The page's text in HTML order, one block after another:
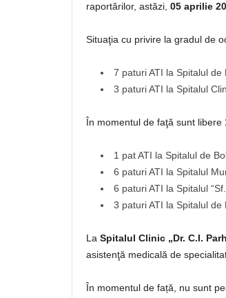
raportărilor, astăzi, 05 aprilie
Situaţia cu privire la gradul de
7 paturi ATI la Spitalul de
3 paturi ATI la Spitalul
În momentul de faţă sunt libere
1 pat ATI la Spitalul de
6 paturi ATI la Spitalul
6 paturi ATI la Spitalul
3 paturi ATI la Spitalul de
La Spitalul Clinic „Dr. C.I.
asistenţă medicală de
În momentul de față, nu sunt